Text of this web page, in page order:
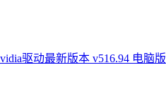
驱动最新版本 v516.94 电脑版